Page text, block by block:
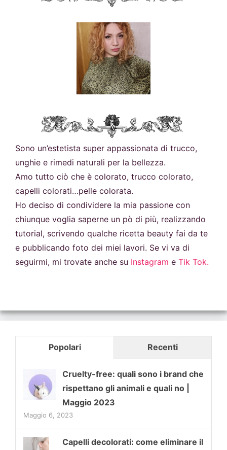
Sono un’estetista super appassionata di trucco,
unghie e rimedi naturali per la bellezza.
Amo tutto ciò che è colorato, trucco colorato,
capelli colorati…pelle colorata.
Ho deciso di condividere la mia passione con
chiunque voglia saperne un pò di più, realizzando
tutorial, scrivendo qualche ricetta beauty fai da te
e pubblicando foto dei miei lavori. Se vi va di
seguirmi, mi trovate anche su Instagram e Tik Tok.
Popolari Recenti
Cruelty-free: quali sono i brand che
rispettano gli animali e quali no |
Maggio 2023
Maggio 6, 2023
Capelli decolorati: come eliminare il